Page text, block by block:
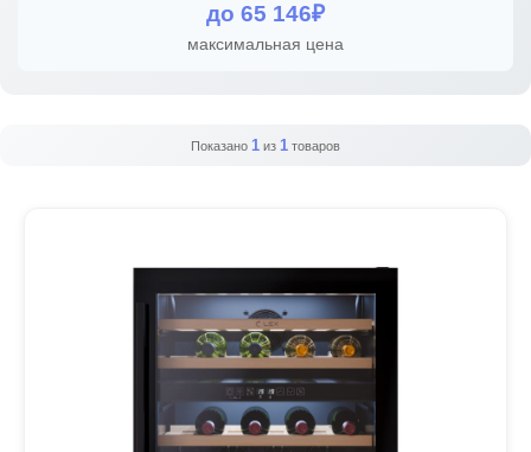
до 65 146₽
максимальная цена
Показано 1 из 1 товаров